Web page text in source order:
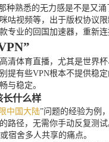
种熟悉的无力感是不是又
咕视频等，出于版权协议
专业的回国加速器，重新
清体育直播，尤其是世界
提有些VPN根本不提供稳
与稳定。
长什么样
中国大陆”问题的经验为例
路径，无需你手动反复测
宿舍多人共享的痛点。